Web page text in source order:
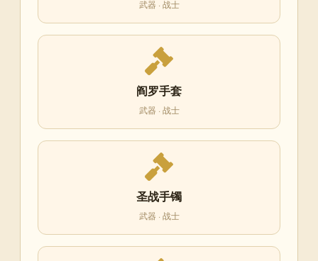
武器 · 战士
阎罗手套
武器 · 战士
圣战手镯
武器 · 战士